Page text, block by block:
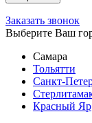
Заказать звонок
Выберите Ваш
Самара
Тольятти
Санкт-
Красный Яр